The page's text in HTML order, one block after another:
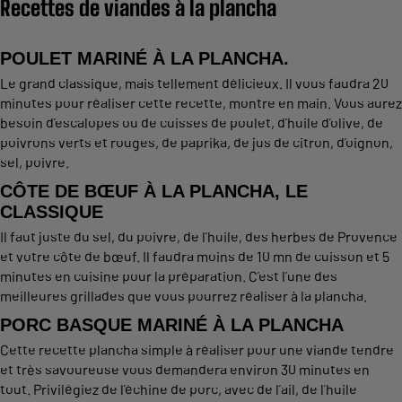
Recettes de viandes à la plancha
POULET MARINÉ À LA PLANCHA.
Le grand classique, mais tellement délicieux. Il vous faudra 20
minutes pour réaliser cette recette, montre en main. Vous aurez
besoin d’escalopes ou de cuisses de poulet, d’huile d’olive, de
poivrons verts et rouges, de paprika, de jus de citron, d’oignon,
sel, poivre.
CÔTE DE BŒUF À LA PLANCHA, LE
CLASSIQUE
Il faut juste du sel, du poivre, de l’huile, des herbes de Provence
et votre côte de bœuf. Il faudra moins de 10 mn de cuisson et 5
minutes en cuisine pour la préparation. C’est l’une des
meilleures grillades que vous pourrez réaliser à la plancha.
PORC BASQUE MARINÉ À LA PLANCHA
Cette recette plancha simple à réaliser pour une viande tendre
et très savoureuse vous demandera environ 30 minutes en
tout. Privilégiez de l’échine de porc, avec de l’ail, de l’huile